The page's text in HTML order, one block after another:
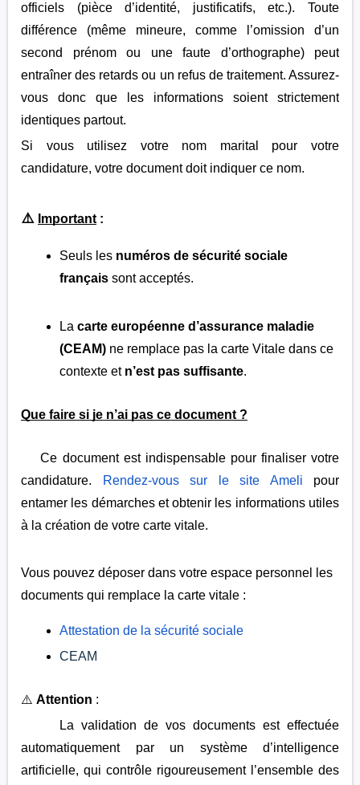
officiels (pièce d’identité, justificatifs, etc.). Toute
différence (même mineure, comme l’omission d’un
second prénom ou une faute d’orthographe) peut
entraîner des retards ou un refus de traitement. Assurez-
vous donc que les informations soient strictement
identiques partout.
Si vous utilisez votre nom marital pour votre
candidature, votre document doit indiquer ce nom.
⚠️ Important :
Seuls les numéros de sécurité sociale
français sont acceptés.
La carte européenne d’assurance maladie
(CEAM) ne remplace pas la carte Vitale dans ce
contexte et n’est pas suffisante.
Que faire si je n’ai pas ce document ?
Ce document est indispensable pour finaliser votre
candidature.
Rendez-vous sur le site Ameli pour
entamer les démarches et obtenir les informations utiles
à la création de votre carte vitale.
Vous pouvez déposer dans votre espace personnel les
documents qui remplace la carte vitale :
Attestation de la sécurité sociale
CEAM
⚠️ Attention :
La validation de vos documents est effectuée
automatiquement par un système d’intelligence
artificielle, qui contrôle rigoureusement l’ensemble des